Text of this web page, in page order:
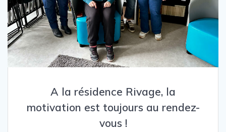
A la résidence Rivage, la
motivation est toujours au rendez-
vous !